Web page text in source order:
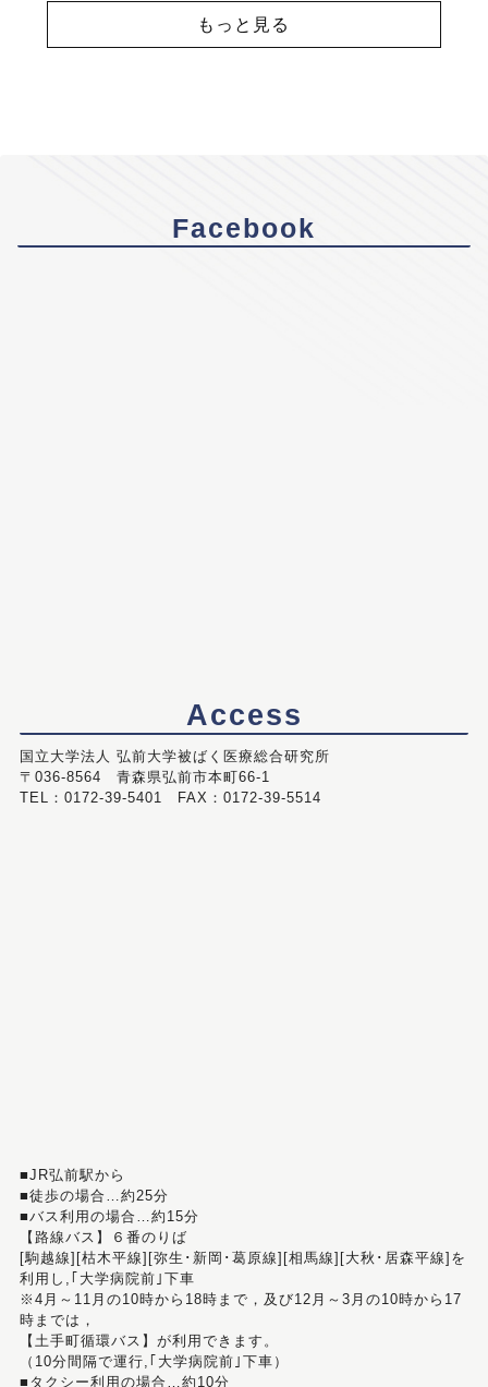
もっと見る
Facebook
Access
国立大学法人 弘前大学被ばく医療総合研究所
〒036-8564 青森県弘前市本町66-1
TEL：0172-39-5401 FAX：0172-39-5514
■JR弘前駅から
■徒歩の場合…約25分
■バス利用の場合…約15分
【路線バス】６番のりば
[駒越線][枯木平線][弥生･新岡･葛原線][相馬線][大秋･居森平線]を
利用し,｢大学病院前｣下車
※4月～11月の10時から18時まで，及び12月～3月の10時から17
時までは，
【土手町循環バス】が利用できます。
（10分間隔で運行,｢大学病院前｣下車）
■タクシー利用の場合…約10分